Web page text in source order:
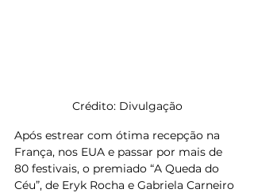
Crédito: Divulgação
Após estrear com ótima recepção na
França, nos EUA e passar por mais de
80 festivais, o premiado “A Queda do
Céu”, de Eryk Rocha e Gabriela Carneiro